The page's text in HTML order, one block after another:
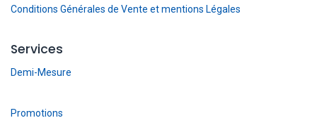
Conditions Générales de Vente et mentions Légales
Services
Demi-Mesure
Promotions